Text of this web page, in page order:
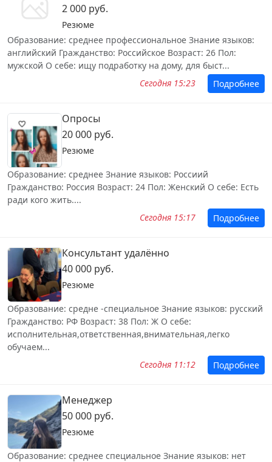
2 000 руб.
Резюме
Образование: среднее профессиональное Знание языков:
английский Гражданство: Российское Возраст: 26 Пол:
мужской О себе: ищу подработку на дому, для быст...
Сегодня 15:23
Подробнее
Опросы
20 000 руб.
Резюме
Образование: среднее Знание языков: Россиий
Гражданство: Россия Возраст: 24 Пол: Женский О себе: Есть
ради кого жить....
Сегодня 15:17
Подробнее
Консультант удалённо
40 000 руб.
Резюме
Образование: средне -специальное Знание языков: русский
Гражданство: РФ Возраст: 38 Пол: Ж О себе:
исполнительная,ответственная,внимательная,легко
обучаем...
Сегодня 11:12
Подробнее
Менеджер
50 000 руб.
Резюме
Образование: среднее специальное Знание языков: нет